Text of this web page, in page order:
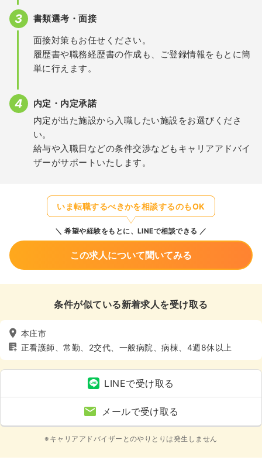
書類選考・面接
面接対策もお任せください。
履歴書や職務経歴書の作成も、ご登録情報をもとに簡
単に行えます。
内定・内定承諾
内定が出た施設から入職したい施設をお選びくださ
い。
給与や入職日などの条件交渉などもキャリアアドバイ
ザーがサポートいたします。
いま転職するべきかを相談するのもOK
希望や経験をもとに、LINEで相談できる
この求人について聞いてみる
条件が似ている新着求人を受け取る
本庄市
正看護師、常勤、2交代、一般病院、病棟、4週8休以上
LINEで受け取る
メールで受け取る
※キャリアアドバイザーとのやりとりは発生しません